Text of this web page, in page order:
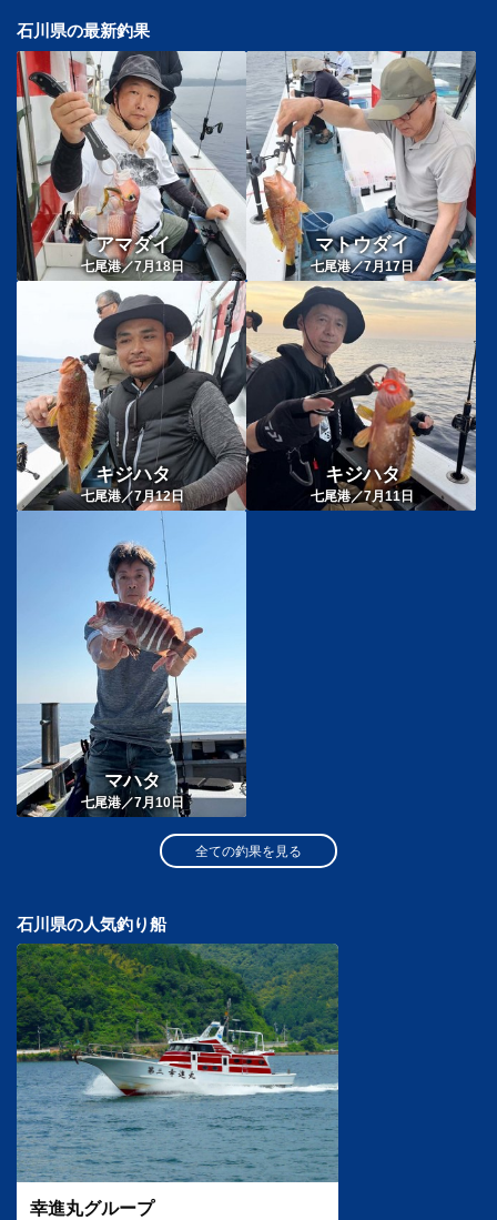
石川県の最新釣果
アマダイ
七尾港／7月18日
マトウダイ
七尾港／7月17日
キジハタ
七尾港／7月12日
キジハタ
七尾港／7月11日
マハタ
七尾港／7月10日
全ての釣果を見る
石川県の人気釣り船
幸進丸グループ